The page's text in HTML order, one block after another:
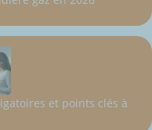
et points clés à